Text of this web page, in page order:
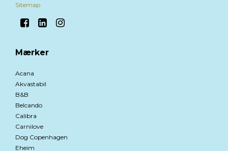
Sitemap
Mærker
Acana
Akvastabil
B&B
Belcando
Calibra
Carnilove
Dog Copenhagen
Eheim